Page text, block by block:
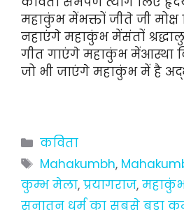
महाकुंभ मेंभक्तों जीते जी मोक्ष
नहाएंगे महाकुंभ मेंसंतों
गीत गाएंगे महाकुंभ मेंआस्था
जो भी जाएंगे महाकुंभ में है
Categories
कविता
Tags
Mahakumbh,
कुम्भ मेला, प्रयागराज,
सनातन धर्म का सबसे बड़ा